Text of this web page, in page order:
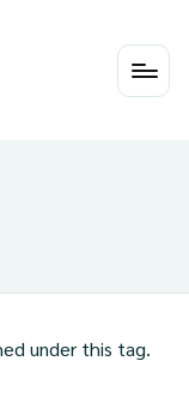
under this tag.